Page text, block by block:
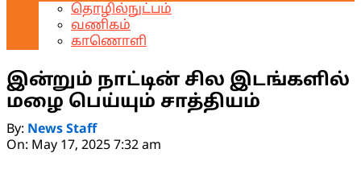
தொழில்நுட்பம்
வணிகம்
காணொளி
இன்றும் நாட்டின் சில இடங்களில்
மழை பெய்யும் சாத்தியம்
By: News Staff
On: May 17, 2025 7:32 am